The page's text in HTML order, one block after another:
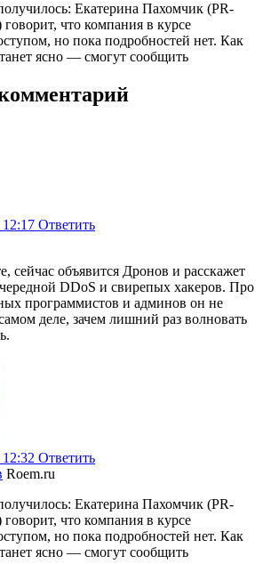
Екатерина Пахомчик (PR-
что компания в курсе
но пока подробностей нет. Как
ясно — смогут сообщить
Ответить
сейчас объявится Дронов и расскажет
DDoS и свирепых хакеров. Про
программистов и админов он не
деле, зачем лишний раз волновать
Ответить
Roem.ru
Екатерина Пахомчик (PR-
что компания в курсе
но пока подробностей нет. Как
ясно — смогут сообщить